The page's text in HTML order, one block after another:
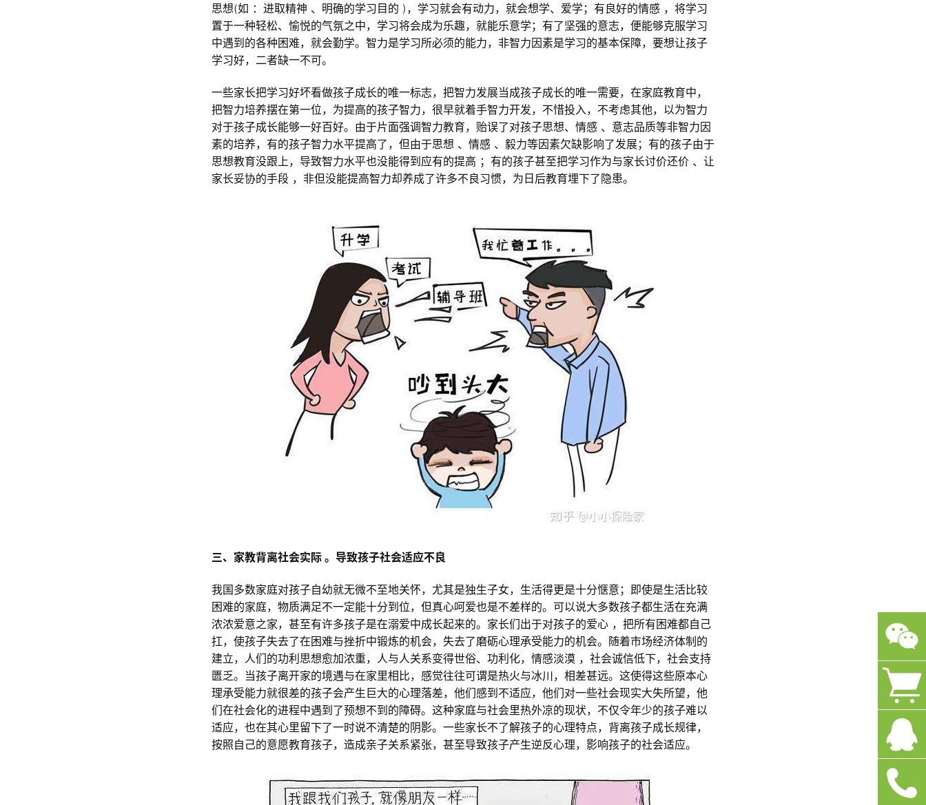
思想(如 ：进取精神 、明确的学习目的 )，学习就会有动力，就会想学、爱学；有良好的情感 ，将学习
置于一种轻松、愉悦的气氛之中，学习将会成为乐趣，就能乐意学；有了坚强的意志，便能够克服学习
中遇到的各种困难，就会勤学。智力是学习所必须的能力，非智力因素是学习的基本保障，要想让孩子
学习好，二者缺一不可。
一些家长把学习好坏看做孩子成长的唯一标志，把智力发展当成孩子成长的唯一需要，在家庭教育中，
把智力培养摆在第一位，为提高的孩子智力，很早就着手智力开发，不惜投入，不考虑其他，以为智力
对于孩子成长能够一好百好。由于片面强调智力教育，贻误了对孩子思想、情感 、意志品质等非智力因
素的培养，有的孩子智力水平提高了，但由于思想 、情感 、毅力等因素欠缺影响了发展；有的孩子由于
思想教育没跟上，导致智力水平也没能得到应有的提高 ；有的孩子甚至把学习作为与家长讨价还价 、让
家长妥协的手段 ，非但没能提高智力却养成了许多不良习惯，为日后教育埋下了隐患。
三、家教背离社会实际 。导致孩子社会适应不良
我国多数家庭对孩子自幼就无微不至地关怀，尤其是独生子女，生活得更是十分惬意；即使是生活比较
困难的家庭，物质满足不一定能十分到位，但真心呵爱也是不差样的。可以说大多数孩子都生活在充满
浓浓爱意之家，甚至有许多孩子是在溺爱中成长起来的。家长们出于对孩子的爱心 ，把所有困难都自己
扛，使孩子失去了在困难与挫折中锻炼的机会，失去了磨砺心理承受能力的机会。随着市场经济体制的
建立，人们的功利思想愈加浓重，人与人关系变得世俗、功利化，情感淡漠 ，社会诚信低下，社会支持
匮乏。当孩子离开家的境遇与在家里相比，感觉往往可谓是热火与冰川，相差甚远。这使得这些原本心
理承受能力就很差的孩子会产生巨大的心理落差，他们感到不适应，他们对一些社会现实大失所望，他
们在社会化的进程中遇到了预想不到的障碍。这种家庭与社会里热外凉的现状，不仅令年少的孩子难以
适应，也在其心里留下了一时说不清楚的阴影。一些家长不了解孩子的心理特点，背离孩子成长规律，
按照自己的意愿教育孩子，造成亲子关系紧张，甚至导致孩子产生逆反心理，影响孩子的社会适应。